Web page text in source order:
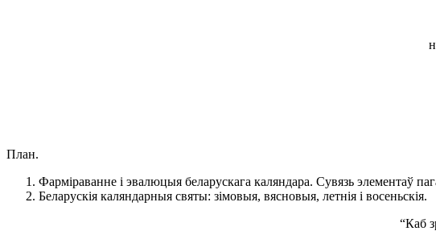
План.
Фарміраванне і эвалюцыя беларускага каляндара. Сувязь элементаў
Беларускія каляндарныя святы: зімовыя, вясновыя, летнія і восеньскія.
“Каб